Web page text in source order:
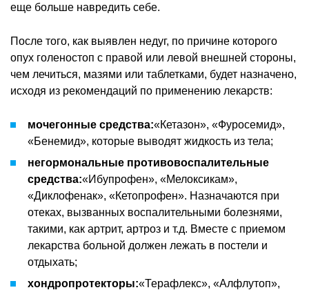
еще больше навредить себе.
После того, как выявлен недуг, по причине которого
опух голеностоп с правой или левой внешней стороны,
чем лечиться, мазями или таблетками, будет назначено,
исходя из рекомендаций по применению лекарств:
мочегонные средства:«Кетазон», «Фуросемид»,
«Бенемид», которые выводят жидкость из тела;
негормональные противовоспалительные
средства:«Ибупрофен», «Мелоксикам»,
«Диклофенак», «Кетопрофен». Назначаются при
отеках, вызванных воспалительными болезнями,
такими, как артрит, артроз и т.д. Вместе с приемом
лекарства больной должен лежать в постели и
отдыхать;
хондропротекторы:«Терафлекс», «Алфлутоп»,